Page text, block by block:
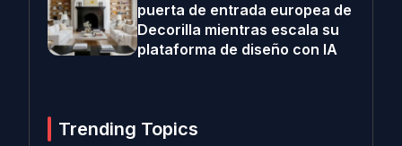
puerta de entrada europea de
Decorilla mientras escala su
plataforma de diseño con IA
Trending Topics